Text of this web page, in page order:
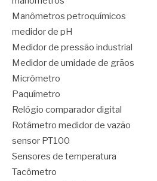
Manômetros petroquímicos
medidor de pH
Medidor de pressão industrial
Medidor de umidade de grãos
Micrômetro
Paquímetro
Relógio comparador digital
Rotâmetro medidor de vazão
sensor PT100
Sensores de temperatura
Tacômetro